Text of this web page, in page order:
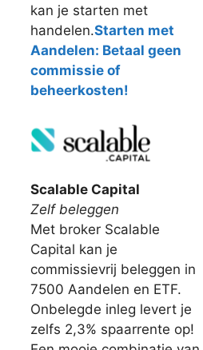
kan je starten met
handelen.Starten met
Aandelen: Betaal geen
commissie of
beheerkosten!
Scalable Capital
Zelf beleggen
Met broker Scalable
Capital kan je
commissievrij beleggen in
7500 Aandelen en ETF.
Onbelegde inleg levert je
zelfs 2,3% spaarrente op!